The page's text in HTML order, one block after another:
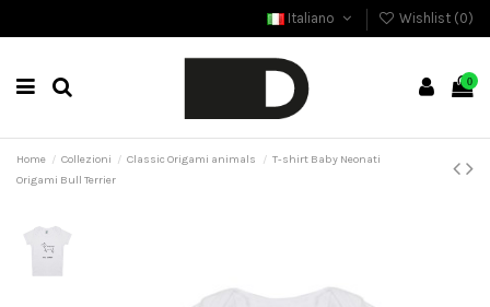
Italiano Wishlist (0)
0
Home Collezioni Classic Origami animals
T-shirt Baby Neonati
Origami Bull Terrier